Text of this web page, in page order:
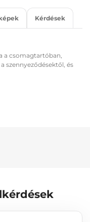
Kérdések
a csomagtartóban,
szennyeződésektől, és
tanúsítvánnyal
elvégezhető a